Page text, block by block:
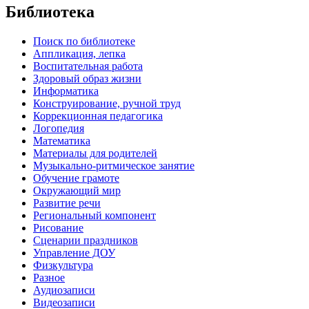
Библиотека
Поиск по библиотеке
Аппликация, лепка
Воспитательная работа
Здоровый образ жизни
Информатика
Конструирование, ручной труд
Коррекционная педагогика
Логопедия
Математика
Материалы для родителей
Музыкально-ритмическое занятие
Обучение грамоте
Окружающий мир
Развитие речи
Региональный компонент
Рисование
Сценарии праздников
Управление ДОУ
Физкультура
Разное
Аудиозаписи
Видеозаписи